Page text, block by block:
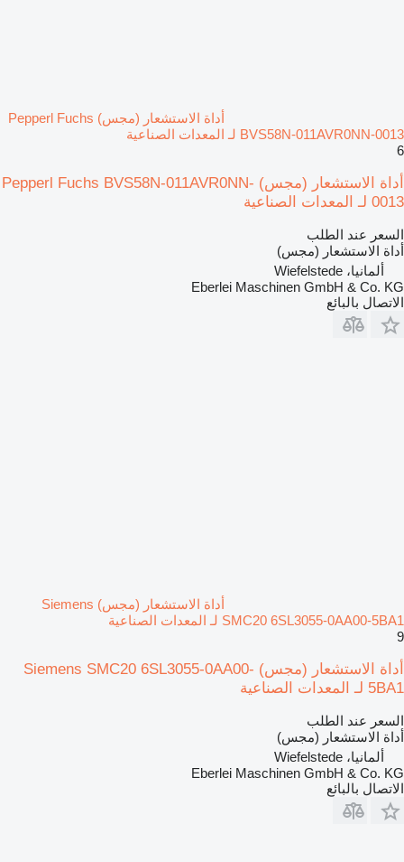
أداة الاستشعار (مجس) Pepperl Fuchs
BVS58N-011AVR0NN-0013 لـ المعدات الصناعية
6
أداة الاستشعار (مجس) Pepperl Fuchs BVS58N-011AVR0NN-
0013 لـ المعدات الصناعية
السعر عند الطلب
أداة الاستشعار (مجس)
ألمانيا، Wiefelstede
Eberlei Maschinen GmbH & Co. KG
الاتصال بالبائع
أداة الاستشعار (مجس) Siemens
SMC20 6SL3055-0AA00-5BA1 لـ المعدات الصناعية
9
أداة الاستشعار (مجس) Siemens SMC20 6SL3055-0AA00-
5BA1 لـ المعدات الصناعية
السعر عند الطلب
أداة الاستشعار (مجس)
ألمانيا، Wiefelstede
Eberlei Maschinen GmbH & Co. KG
الاتصال بالبائع